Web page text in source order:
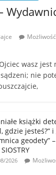
wasz jest
nie
książki
gdzie jesteś?” i
geodety”
2026